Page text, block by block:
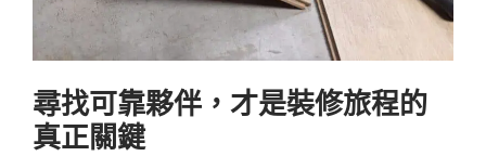
尋找可靠夥伴，才是裝修旅程的
真正關鍵